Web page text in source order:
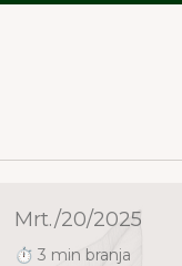
Mrt./20/2025
⏱ 3 min branja